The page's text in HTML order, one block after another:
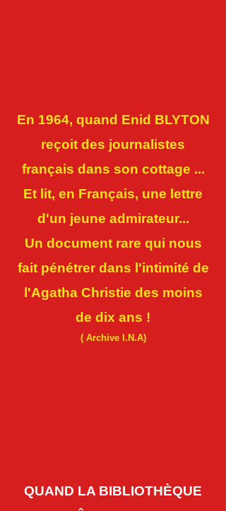
En 1964, quand Enid BLYTON
reçoit des journalistes
français dans son cottage ...
Et lit, en Français, une lettre
d'un jeune admirateur...
Un document rare qui nous
fait pénétrer dans l'intimité de
l'Agatha Christie des moins
de dix ans !
( Archive I.N.A)
QUAND LA BIBLIOTHÈQUE